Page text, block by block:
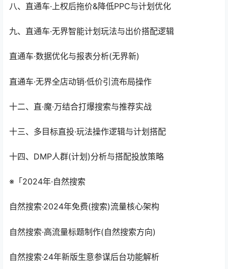
八、直通车·上权后拖价&降低PPC与计划优化
九、直通车·无界智能计划玩法与出价搭配逻辑
直通车·数据优化与报表分析(无界新)
直通车·无界全店动销·低价引流布局操作
十二、直·魔·万结合打爆搜索与推荐实战
十三、多目标直投·玩法操作逻辑与计划搭配
十四、DMP人群(计划)分析与搭配投放策略
※「2024年·自然搜索
自然搜索·2024年免费(搜索)流量核心架构
自然搜索·高流量标题制作(自然搜索方向)
自然搜索·24年新版生意参谋后台功能解析